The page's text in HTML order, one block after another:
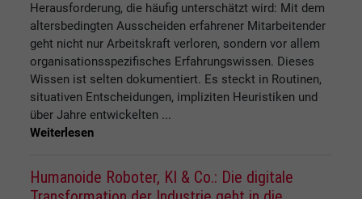
Herausforderung, die häufig unterschätzt wird: Mit dem
altersbedingten Ausscheiden erfahrener Mitarbeitender
geht nicht nur Arbeitskraft verloren, sondern vor allem
organisationsspezifisches Erfahrungswissen. Dieses
Wissen ist selten dokumentiert. Es steckt in Routinen,
situativen Entscheidungen, impliziten Heuristiken und
über Jahre entwickelten ...
Weiterlesen
Humanoide Roboter, KI & Co.: Die digitale